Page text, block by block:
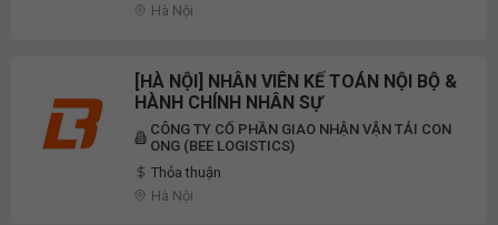
Hà Nội
[HÀ NỘI] NHÂN VIÊN KẾ TOÁN NỘI BỘ &
HÀNH CHÍNH NHÂN SỰ
CÔNG TY CỔ PHẦN GIAO NHẬN VẬN TẢI CON
ONG (BEE LOGISTICS)
Thỏa thuận
Hà Nội